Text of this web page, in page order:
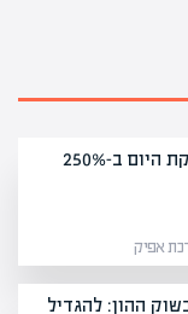
ב-250%
ההון: להגדיל